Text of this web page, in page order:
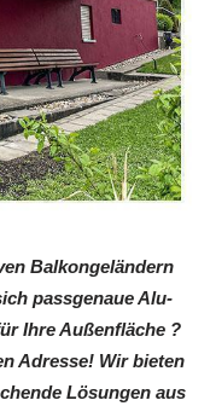
Balkongeländern
passgenaue Alu-
Ihre Außenfläche ?
Adresse! Wir bieten
Lösungen aus